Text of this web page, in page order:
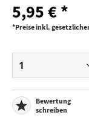
5,95 € *
*Preise inkl.
Bewertung
schreiben